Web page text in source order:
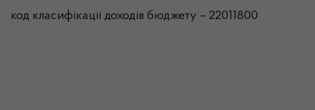
код класифікації доходів бюджету – 22011800